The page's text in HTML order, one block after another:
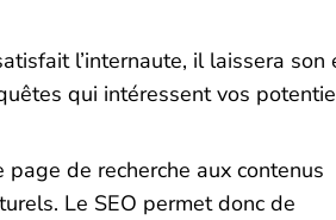
l’internaute, il laissera son
qui intéressent vos
de recherche aux contenus
Le SEO permet donc de